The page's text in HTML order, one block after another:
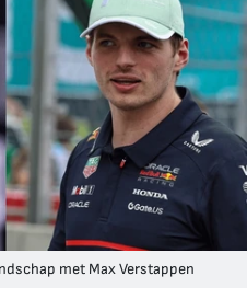
met Max Verstappen